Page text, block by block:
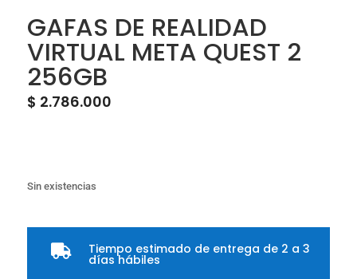
GAFAS DE REALIDAD
VIRTUAL META QUEST 2
256GB
$ 2.786.000
Sin existencias
 Tiempo estimado de entrega de 2 a 3
días hábiles